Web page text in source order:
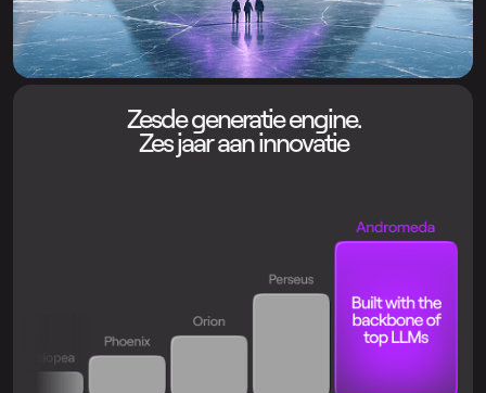
Zesde generatie engine.
Zes jaar aan innovatie